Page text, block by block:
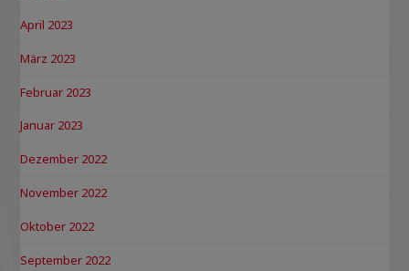
April 2023
März 2023
Februar 2023
Januar 2023
Dezember 2022
November 2022
Oktober 2022
September 2022